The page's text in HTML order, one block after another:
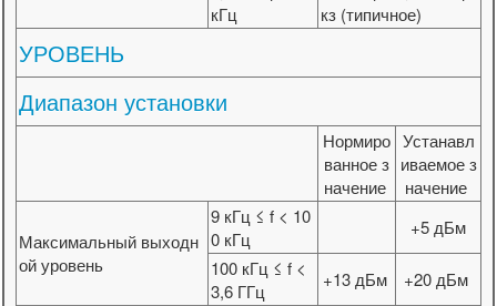
кГц
кз (типичное)
УРОВЕНЬ
Диапазон установки
Нормиро
ванное з
начение
Устанавл
иваемое з
начение
Максимальный выходн
ой уровень
9 кГц ≤ f < 10
0 кГц
+5 дБм
100 кГц ≤ f <
3,6 ГГц
+13 дБм +20 дБм